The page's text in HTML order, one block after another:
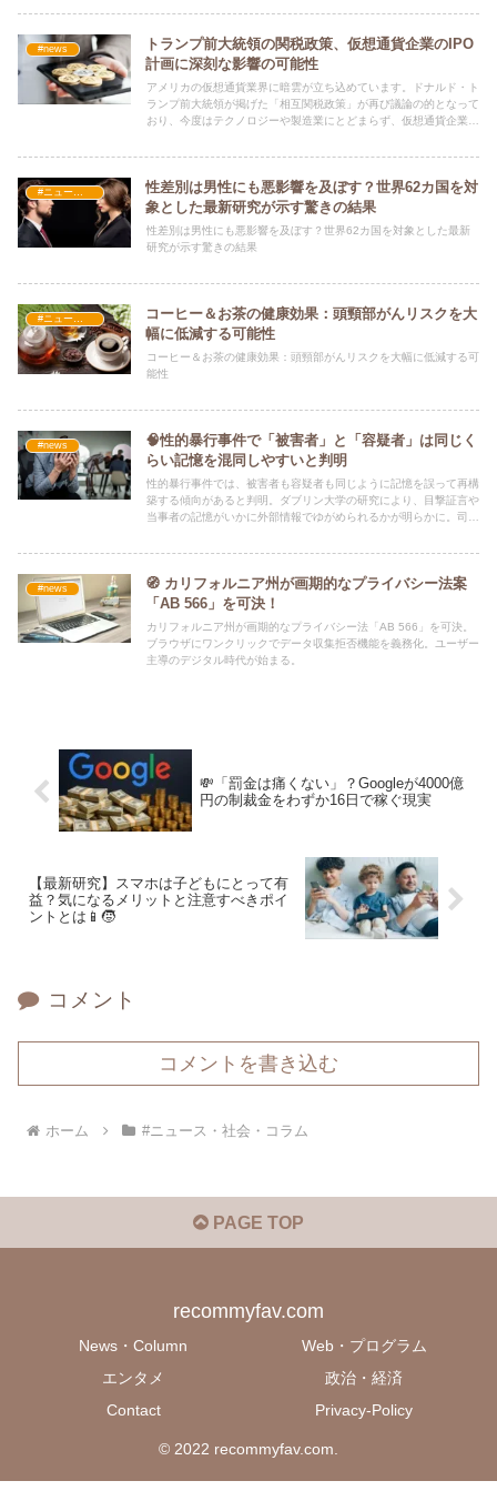
#news
トランプ前大統領の関税政策、仮想通貨企業のIPO
計画に深刻な影響の可能性
アメリカの仮想通貨業界に暗雲が立ち込めています。ドナルド・ト
ランプ前大統領が掲げた「相互関税政策」が再び議論の的となって
おり、今度はテクノロジーや製造業にとどまらず、仮想通貨企業の
#ニュース・社会・コラム
性差別は男性にも悪影響を及ぼす？世界62カ国を対
象とした最新研究が示す驚きの結果
性差別は男性にも悪影響を及ぼす？世界62カ国を対象とした最新
研究が示す驚きの結果
コーヒー＆お茶の健康効果：頭頸部がんリスクを大
幅に低減する可能性
コーヒー＆お茶の健康効果：頭頸部がんリスクを大幅に低減する可
能性
#news
🧠性的暴行事件で「被害者」と「容疑者」は同じく
らい記憶を混同しやすいと判明
性的暴行事件では、被害者も容疑者も同じように記憶を誤って再構
築する傾向があると判明。ダブリン大学の研究により、目撃証言や
当事者の記憶がいかに外部情報でゆがめられるかが明らかに。司法
#news
🧭 カリフォルニア州が画期的なプライバシー法案
「AB 566」を可決！
カリフォルニア州が画期的なプライバシー法「AB 566」を可決。
ブラウザにワンクリックでデータ収集拒否機能を義務化。ユーザー
主導のデジタル時代が始まる。
💸「罰金は痛くない」？Googleが4000億
円の制裁金をわずか16日で稼ぐ現実
【最新研究】スマホは子どもにとって有
益？気になるメリットと注意すべきポイ
ントとは📱🧒
コメント
コメントを書き込む
ホーム #ニュース・社会・コラム
PAGE TOP
recommyfav.com
News・Column
Web・プログラム
エンタメ
政治・経済
Contact
Privacy-Policy
© 2022 recommyfav.com.